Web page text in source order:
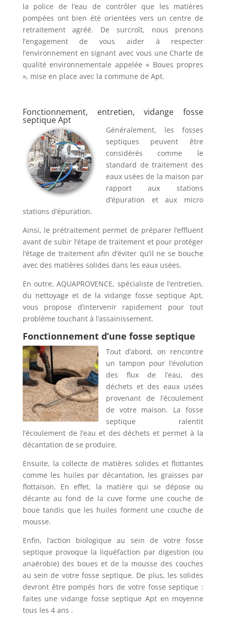
la police de l’eau de contrôler que les matières
pompées ont bien été orientées vers un centre de
retraitement agréé. De surcroît, nous prenons
l’engagement de vous aider à respecter
l’environnement en signant avec vous une Charte de
qualité environnementale appelée « Boues propres
», mise en place avec la commune de Apt.
Fonctionnement, entretien, vidange fosse
septique Apt
Généralement, les fosses
septiques peuvent être
considérés comme le
standard de traitement des
eaux usées de la maison par
rapport aux stations
d’épuration et aux micro
stations d’épuration.
Ainsi, le prétraitement permet de préparer l’effluent
avant de subir l’étape de traitement et pour protéger
l’étage de traitement afin d’éviter qu’il ne se bouche
avec des matières solides dans les eaux usées.
En outre, AQUAPROVENCE, spécialiste de l’entretien,
du nettoyage et de la vidange fosse septique Apt,
vous propose d’intervenir rapidement pour tout
problème touchant à l’assainissement.
Fonctionnement d’une fosse septique
Tout d’abord, on rencontre
un tampon pour l’évolution
des flux de l’eau, des
déchets et des eaux usées
provenant de l’écoulement
de votre maison. La fosse
septique ralentit
l’écoulement de l’eau et des déchets et permet à la
décantation de se produire.
Ensuite, la collecte de matières solides et flottantes
comme les huiles par décantation, les graisses par
flottaison. En effet, la matière qui se dépose ou
décante au fond de la cuve forme une couche de
boue tandis que les huiles forment une couche de
mousse.
Enfin, l’action biologique au sein de votre fosse
septique provoque la liquéfaction par digestion (ou
anaérobie) des boues et de la mousse des couches
au sein de votre fosse septique. De plus, les solides
devront être pompés hors de votre fosse septique :
faites une vidange fosse septique Apt en moyenne
tous les 4 ans .